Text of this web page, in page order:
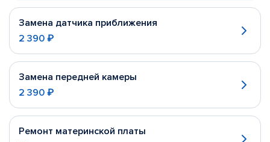
Замена датчика приближения
2 390 ₽
Замена передней камеры
2 390 ₽
Ремонт материнской платы